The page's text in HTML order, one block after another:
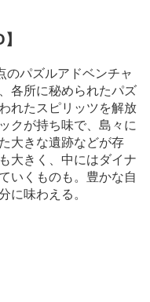
のパズルアドベンチャ
各所に秘められたパズ
れたスピリッツを解放
クが持ち味で、島々に
大きな遺跡などが存
大きく、中にはダイナ
いくものも。豊かな自
に味わえる。